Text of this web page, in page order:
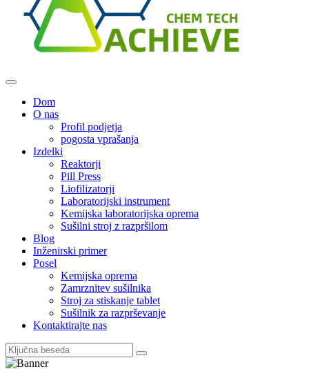
Dom
O nas
Profil podjetja
pogosta vprašanja
Izdelki
Reaktorji
Pill Press
Liofilizatorji
Laboratorijski instrument
Kemijska laboratorijska oprema
Sušilni stroj z razpršilom
Blog
Inženirski primer
Posel
Kemijska oprema
Zamrznitev sušilnika
Stroj za stiskanje tablet
Sušilnik za razprševanje
Kontaktirajte nas